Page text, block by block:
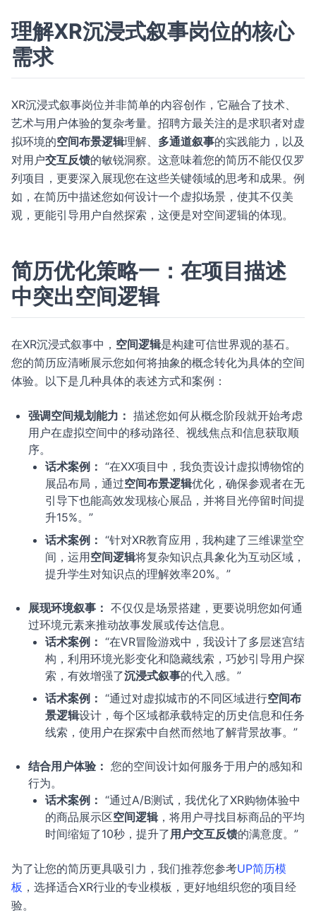
理解XR沉浸式叙事岗位的核心
需求
XR沉浸式叙事岗位并非简单的内容创作，它融合了技术、
艺术与用户体验的复杂考量。招聘方最关注的是求职者对虚
拟环境的空间布景逻辑理解、 多通道叙事的实践能力，以及
对用户交互反馈的敏锐洞察。这意味着您的简历不能仅仅罗
列项目，更要深入展现您在这些关键领域的思考和成果。例
如，在简历中描述您如何设计一个虚拟场景，使其不仅美
观，更能引导用户自然探索，这便是对空间逻辑的体现。
简历优化策略一：在项目描述
中突出空间逻辑
在XR沉浸式叙事中， 空间逻辑是构建可信世界观的基石。
您的简历应清晰展示您如何将抽象的概念转化为具体的空间
体验。以下是几种具体的表述方式和案例：
强调空间规划能力： 描述您如何从概念阶段就开始考虑
用户在虚拟空间中的移动路径、视线焦点和信息获取顺
序。
话术案例： “在XX项目中，我负责设计虚拟博物馆的
展品布局，通过空间布景逻辑优化，确保参观者在无
引导下也能高效发现核心展品，并将目光停留时间提
升15%。”
话术案例： “针对XR教育应用，我构建了三维课堂空
间，运用空间逻辑将复杂知识点具象化为互动区域，
提升学生对知识点的理解效率20%。”
展现环境叙事： 不仅仅是场景搭建，更要说明您如何通
过环境元素来推动故事发展或传达信息。
话术案例： “在VR冒险游戏中，我设计了多层迷宫结
构，利用环境光影变化和隐藏线索，巧妙引导用户探
索，有效增强了沉浸式叙事的代入感。”
话术案例： “通过对虚拟城市的不同区域进行空间布
景逻辑设计，每个区域都承载特定的历史信息和任务
线索，使用户在探索中自然而然地了解背景故事。”
结合用户体验： 您的空间设计如何服务于用户的感知和
行为。
话术案例： “通过A/B测试，我优化了XR购物体验中
的商品展示区空间逻辑，将用户寻找目标商品的平均
时间缩短了10秒，提升了用户交互反馈的满意度。”
为了让您的简历更具吸引力，我们推荐您参考UP简历模
板 ，选择适合XR行业的专业模板，更好地组织您的项目经
验。